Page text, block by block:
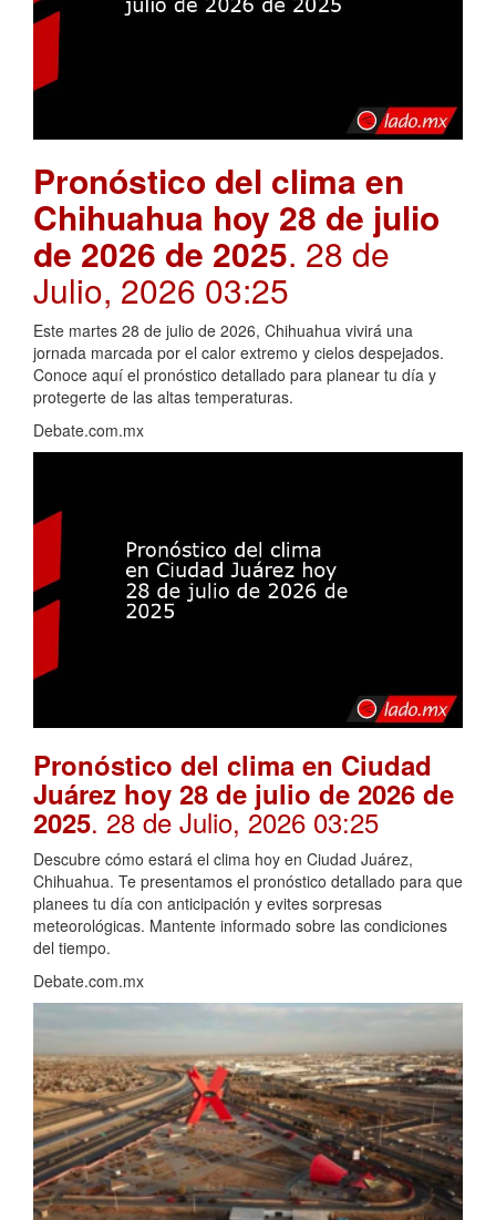
Pronóstico del clima en
Chihuahua hoy 28 de julio
de 2026 de 2025. 28 de
Julio, 2026 03:25
Este martes 28 de julio de 2026, Chihuahua vivirá una
jornada marcada por el calor extremo y cielos despejados.
Conoce aquí el pronóstico detallado para planear tu día y
protegerte de las altas temperaturas.
Debate.com.mx
Pronóstico del clima en Ciudad
Juárez hoy 28 de julio de 2026 de
2025. 28 de Julio, 2026 03:25
Descubre cómo estará el clima hoy en Ciudad Juárez,
Chihuahua. Te presentamos el pronóstico detallado para que
planees tu día con anticipación y evites sorpresas
meteorológicas. Mantente informado sobre las condiciones
del tiempo.
Debate.com.mx